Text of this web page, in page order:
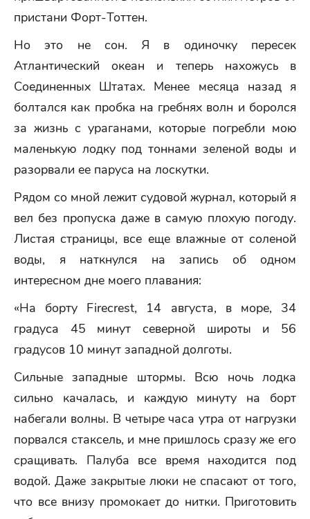
пристани Форт-Тоттен.
Но это не сон. Я в одиночку пересек
Атлантический океан и теперь нахожусь в
Соединенных Штатах. Менее месяца назад я
болтался как пробка на гребнях волн и боролся
за жизнь с ураганами, которые погребли мою
маленькую лодку под тоннами зеленой воды и
разорвали ее паруса на лоскутки.
Рядом со мной лежит судовой журнал, который я
вел без пропуска даже в самую плохую погоду.
Листая страницы, все еще влажные от соленой
воды, я наткнулся на запись об одном
интересном дне моего плавания:
«На борту Firecrest, 14 августа, в море, 34
градуса 45 минут северной широты и 56
градусов 10 минут западной долготы.
Сильные западные штормы. Всю ночь лодка
сильно качалась, и каждую минуту на борт
набегали волны. В четыре часа утра от нагрузки
порвался стаксель, и мне пришлось сразу же его
сращивать. Палуба все время находится под
водой. Даже закрытые люки не спасают от того,
что все внизу промокает до нитки. Приготовить